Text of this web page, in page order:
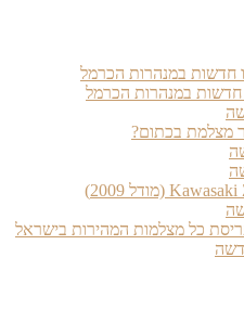
חדשות במנהרות הכרמל
במנהרות הכרמל
מצלמת בכתום?
כל מצלמות המהירות בישראל